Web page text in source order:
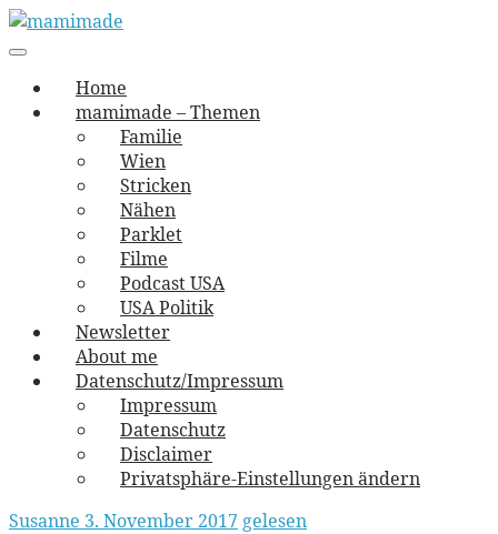
Skip
to
mamimade
vernäht und zugetextet
navigation
Menu
Home
mamimade – Themen
Familie
Wien
Stricken
Nähen
Parklet
Filme
Podcast USA
USA Politik
Newsletter
About me
Datenschutz/Impressum
Impressum
Datenschutz
Disclaimer
Privatsphäre-Einstellungen ändern
Susanne 3. November 2017 gelesen